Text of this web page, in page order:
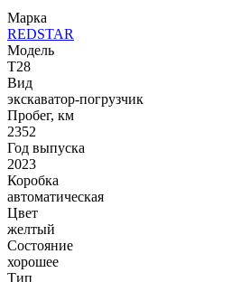
Марка
REDSTAR
Модель
T28
Вид
экскаватор-погрузчик
Пробег, км
2352
Год выпуска
2023
Коробка
автоматическая
Цвет
желтый
Состояние
хорошее
Тип